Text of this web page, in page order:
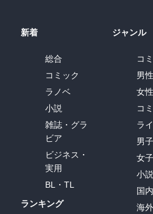
新着
総合
コミック
ラノベ
小説
雑誌・グラ
ビア
ビジネス・
実用
BL・TL
ランキング
ジャンル
コ
男
女
コ
ラ
男
女
小説
国
海